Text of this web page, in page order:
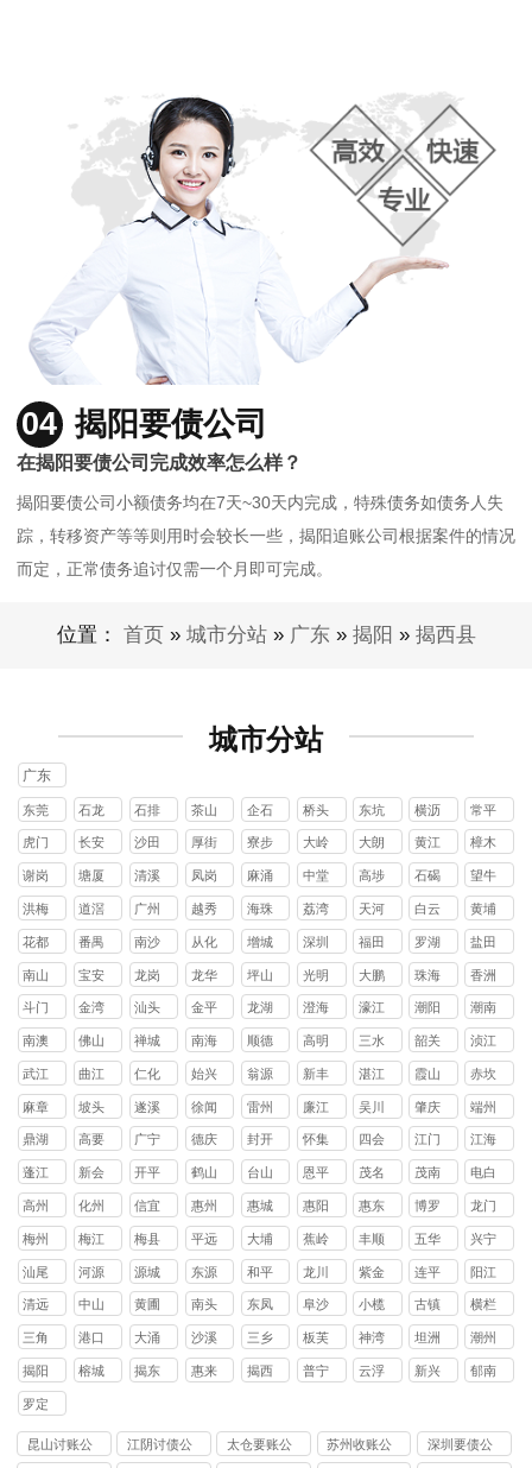
04 揭阳要债公司
在揭阳要债公司完成效率怎么样？
揭阳要债公司小额债务均在7天~30天内完成，特殊债务如债务人失
踪，转移资产等等则用时会较长一些，揭阳追账公司根据案件的情况
而定，正常债务追讨仅需一个月即可完成。
位置： 首页 » 城市分站» 广东» 揭阳 » 揭西县
城市分站
广东
东莞
石龙
镇
石排
镇
茶山
镇
企石
镇
桥头
镇
东坑
镇
横沥
镇
常平
镇
虎门
镇
长安
镇
沙田
镇
厚街
镇
寮步
镇
大岭
山镇
大朗
镇
黄江
镇
樟木
头镇
谢岗
镇
塘厦
镇
清溪
镇
凤岗
镇
麻涌
镇
中堂
镇
高埗
镇
石碣
镇
望牛
墩镇
洪梅
镇
道滘
镇
广州
越秀
区
海珠
区
荔湾
区
天河
区
白云
区
黄埔
区
花都
区
番禺
区
南沙
区
从化
区
增城
区
深圳
福田
区
罗湖
区
盐田
区
南山
区
宝安
区
龙岗
区
龙华
区
坪山
区
光明
区
大鹏
新区
珠海
香洲
区
斗门
区
金湾
区
汕头
金平
区
龙湖
区
澄海
区
濠江
区
潮阳
区
潮南
区
南澳
县
佛山
禅城
区
南海
区
顺德
区
高明
区
三水
区
韶关
浈江
区
武江
区
曲江
区
仁化
县
始兴
县
翁源
县
新丰
县
湛江
霞山
区
赤坎
区
麻章
区
坡头
区
遂溪
县
徐闻
县
雷州
市
廉江
市
吴川
市
肇庆
端州
区
鼎湖
区
高要
区
广宁
县
德庆
县
封开
县
怀集
县
四会
市
江门
江海
区
蓬江
区
新会
区
开平
县
鹤山
县
台山
县
恩平
县
茂名
茂南
区
电白
区
高州
市
化州
市
信宜
市
惠州
惠城
区
惠阳
区
惠东
县
博罗
县
龙门
县
梅州
梅江
区
梅县
区
平远
县
大埔
县
蕉岭
县
丰顺
县
五华
县
兴宁
市
汕尾 河源
源城
区
东源
县
和平
县
龙川
县
紫金
县
连平
县
阳江
清远 中山
黄圃
镇
南头
镇
东凤
镇
阜沙
镇
小榄
镇
古镇
镇
横栏
镇
三角
镇
港口
镇
大涌
镇
沙溪
镇
三乡
镇
板芙
镇
神湾
镇
坦洲
镇
潮州
揭阳
榕城
揭东
惠来
揭西
普宁
云浮
新兴
郁南
罗定
市
昆山讨账公
江阴讨债公
太仓要账公
苏州收账公
深圳要债公